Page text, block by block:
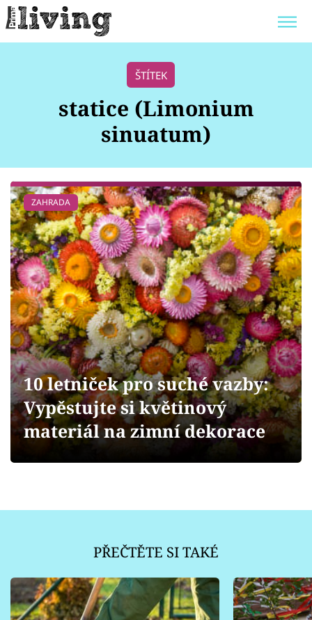
POKOJOVÉ KVĚTINY
ZAHRADA
Bydlení
Zahrada
Design
Sledujte prima+
Přihlášení
Sledujte nás
ŠTÍTEK
statice (Limonium
sinuatum)
ZAHRADA
10 letniček pro suché vazby:
Vypěstujte si květinový
materiál na zimní dekorace
PŘEČTĚTE SI TAKÉ